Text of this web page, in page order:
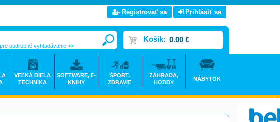
Registrovať sa Prihlásiť sa
Košík: 0.00 €
podrobné vyhľadávanie >>
VEĽKÁ BIELA
TECHNIKA
SOFTWARE, E-
KNIHY
ŠPORT,
ZDRAVIE
ZÁHRADA,
HOBBY
NÁBYTOK